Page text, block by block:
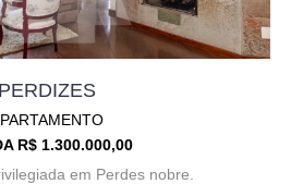
PERDIZES
R$ 1.300.000,00
em Perdes nobre.